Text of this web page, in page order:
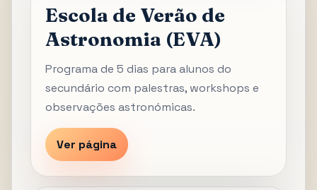
Escola de Verão de
Astronomia (EVA)
Programa de 5 dias para alunos do
secundário com palestras, workshops e
observações astronómicas.
Ver página